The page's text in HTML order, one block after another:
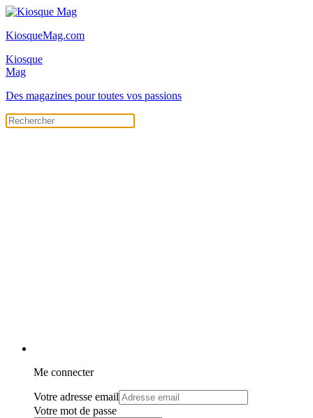
KiosqueMag.com
Kiosque
Mag
Des magazines pour toutes vos passions
Me connecter
Votre adresse email
Votre mot de passe